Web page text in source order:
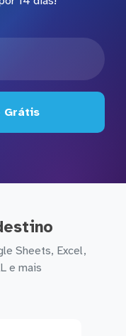
Grátis
Sheets, Excel,
e mais